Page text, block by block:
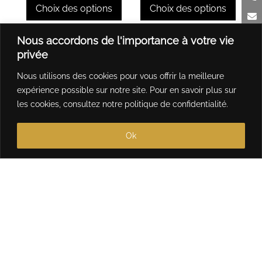
Nous accordons de l'importance à votre vie
privée
Nous utilisons des cookies pour vous offrir la meilleure
expérience possible sur notre site. Pour en savoir plus sur
les cookies, consultez notre politique de confidentialité.
Ok
produit
produit
464,00 €
Choix des options
Ce
produit
plusieurs
variations.
Les
options
44,00 €
464,00
Choix des options
Ce
plusieurs
variations.
Les
options
peuvent